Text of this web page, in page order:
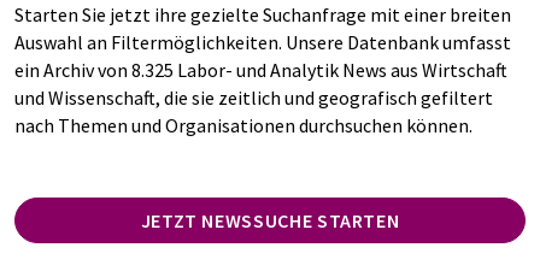
Starten Sie jetzt ihre gezielte Suchanfrage mit einer breiten
Auswahl an Filtermöglichkeiten. Unsere Datenbank umfasst
ein Archiv von 8.325 Labor- und Analytik News aus Wirtschaft
und Wissenschaft, die sie zeitlich und geografisch gefiltert
nach Themen und Organisationen durchsuchen können.
JETZT NEWSSUCHE STARTEN